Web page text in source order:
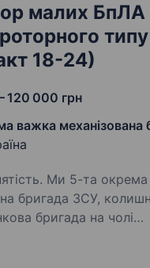
малих БпЛА
типу
18-24)
120 000 грн
важка механізована
окрема важка
бригада ЗСУ,
бригада на чолі
коли його